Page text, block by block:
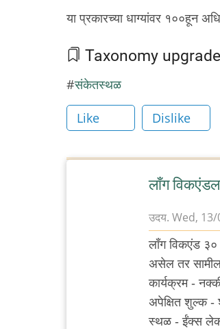
या प्रकारच्या धाग्यांवर १००हून
Taxonomy
संकेतस्थळ
Like Dislike
लाँग
उदय. Wed, 13/
लाँग विकएंड
असेल तर सामील
कार्यक्रम -
अपेक्षित शुल्क
स्थळ - ईंक्स लेक